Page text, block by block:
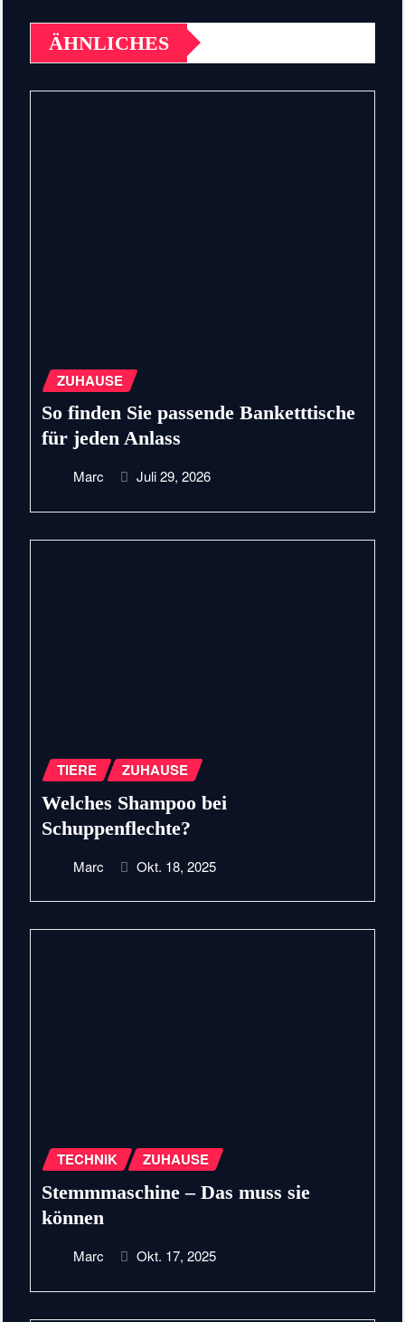
ÄHNLICHES
ZUHAUSE
So finden Sie passende Banketttische
für jeden Anlass
Marc Juli 29, 2026
TIERE ZUHAUSE
Welches Shampoo bei
Schuppenflechte?
Marc Okt. 18, 2025
TECHNIK ZUHAUSE
Stemmmaschine – Das muss sie
können
Marc Okt. 17, 2025